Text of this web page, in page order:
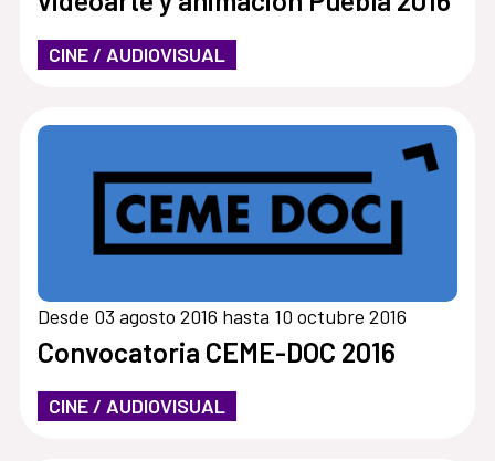
CINE / AUDIOVISUAL
Desde 03 agosto 2016 hasta 10 octubre 2016
Convocatoria CEME-DOC 2016
CINE / AUDIOVISUAL